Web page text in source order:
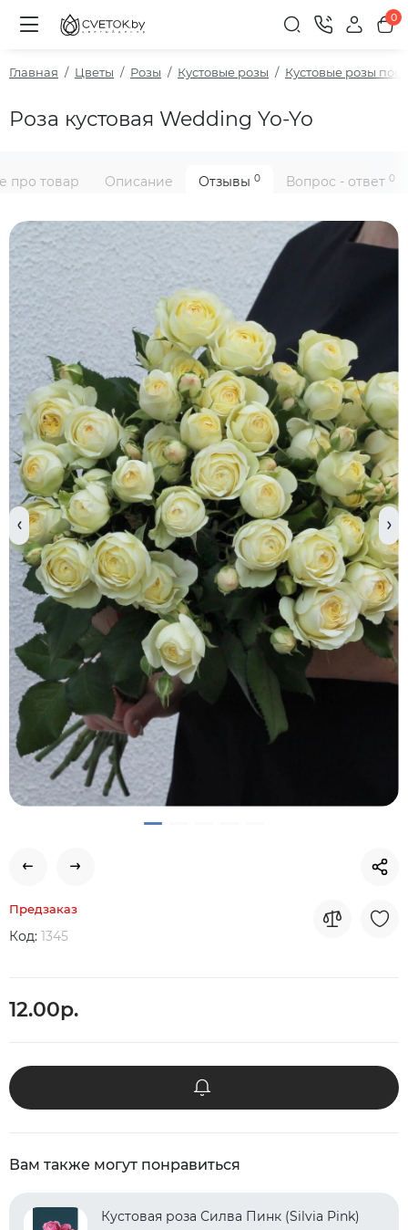
0
Главная Цветы Розы Кустовые розы Кустовые розы
Роза кустовая Wedding Yo-Yo
про товар Описание Отзывы 0 Вопрос - ответ 0
Предзаказ
Код: 1345
12.00р.
Вам также могут понравиться
Кустовая роза Силва Пинк (Silvia Pink)